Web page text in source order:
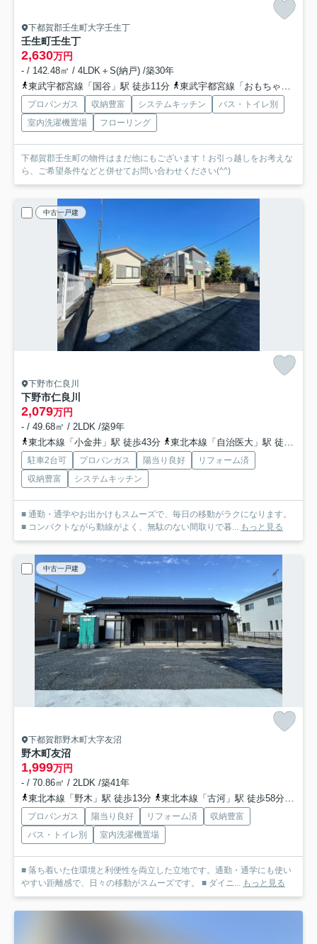
下都賀郡壬生町大字壬生丁
壬生町壬生丁
2,630万円
- / 142.48㎡ / 4LDK＋S(納戸) /築30年
東武宇都宮線「国谷」駅 徒歩11分
東武宇都宮線「おもちゃのまち」駅 徒歩34分
プロパンガス 収納豊富 システムキッチン
バス・トイレ別
室内洗濯機置場
フローリング
下都賀郡壬生町の物件はまだ他にもございます！お引っ越しをお考えな
ら、ご希望条件などと併せてお問い合わせください(^^)
中古一戸建
下野市仁良川
下野市仁良川
2,079万円
- / 49.68㎡ / 2LDK /築9年
東北本線「小金井」駅 徒歩43分
東北本線「自治医大」駅 徒歩49分
駐車2台可 プロパンガス 陽当り良好
リフォーム済
収納豊富
システムキッチン
■ 通勤・通学やお出かけもスムーズで、毎日の移動がラクになります。
■ コンパクトながら動線がよく、無駄のない間取りで暮... もっと見る
中古一戸建
下都賀郡野木町大字友沼
野木町友沼
1,999万円
- / 70.86㎡ / 2LDK /築41年
東北本線「野木」駅 徒歩13分
東北本線「古河」駅 徒歩58分
プロパンガス 陽当り良好 リフォーム済
収納豊富
バス・トイレ別
室内洗濯機置場
■ 落ち着いた住環境と利便性を両立した立地です。通勤・通学にも使い
やすい距離感で、日々の移動がスムーズです。 ■ ダイニ... もっと見る